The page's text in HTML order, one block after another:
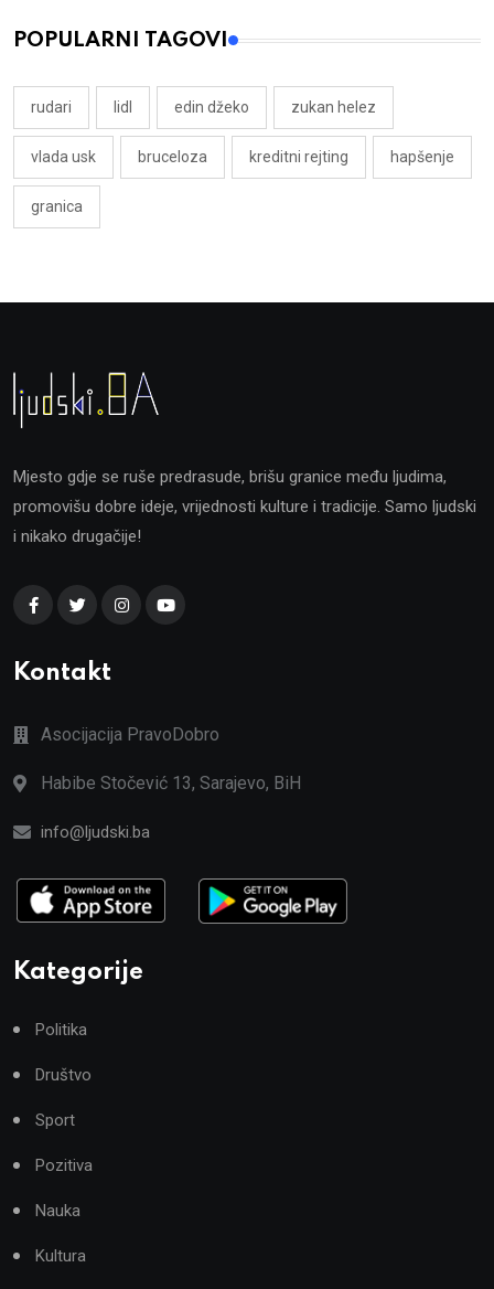
POPULARNI TAGOVI
rudari lidl edin džeko zukan helez
vlada usk bruceloza kreditni rejting hapšenje
granica
Mjesto gdje se ruše predrasude, brišu granice među ljudima,
promovišu dobre ideje, vrijednosti kulture i tradicije. Samo ljudski
i nikako drugačije!
Kontakt
Asocijacija PravoDobro
Habibe Stočević 13, Sarajevo, BiH
info@ljudski.ba
Kategorije
Politika
Društvo
Sport
Pozitiva
Nauka
Kultura